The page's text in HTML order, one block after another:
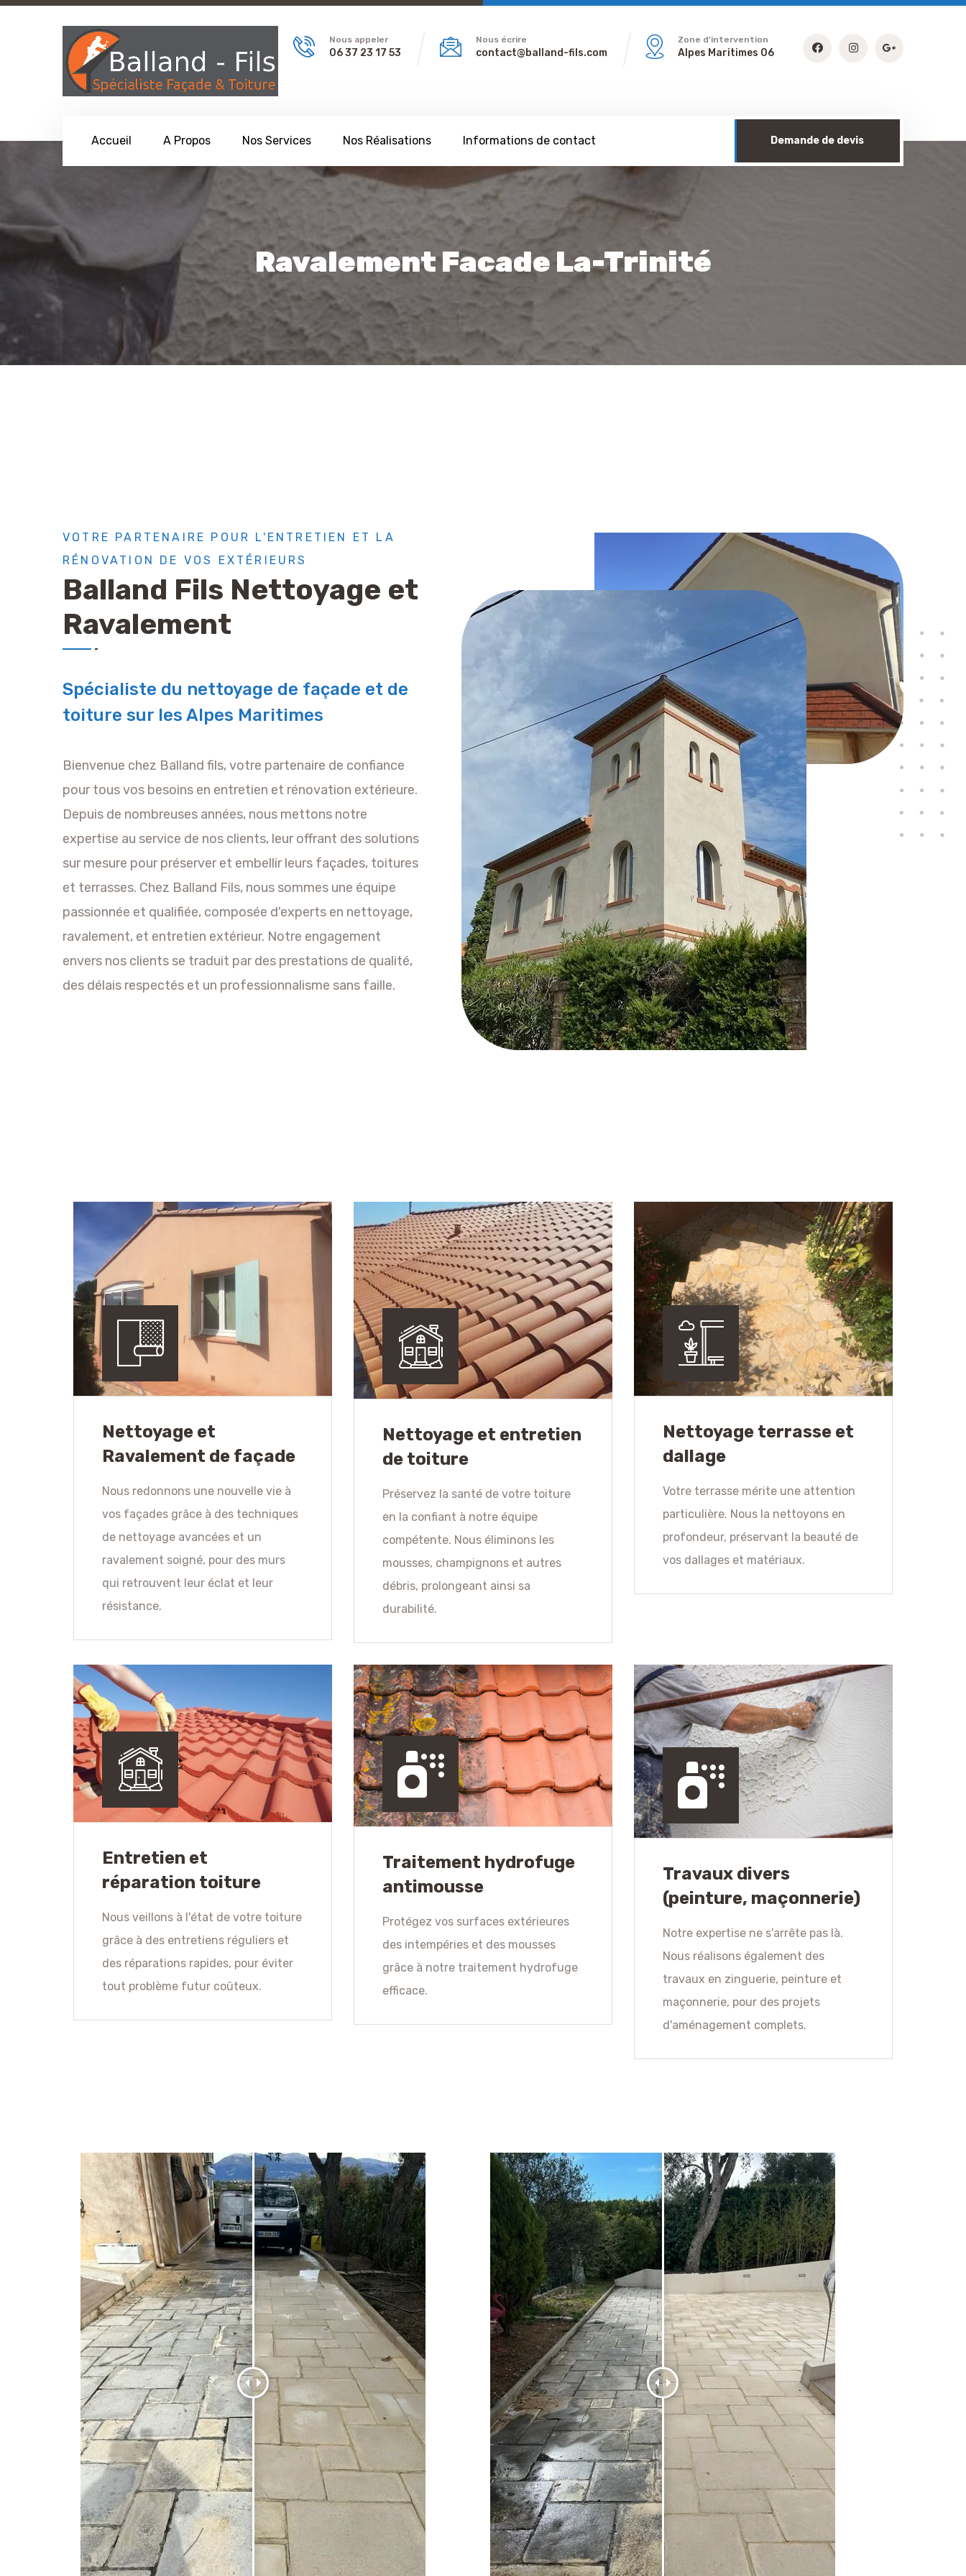
Nous appeler
06 37 23 17 53
Nous écrire
contact@balland-fils.com
Zone d'intervention
Alpes Maritimes 06
Accueil A Propos Nos Services Nos Réalisations Informations de contact Demande de devis
Ravalement Facade La-Trinité
VOTRE PARTENAIRE POUR L'ENTRETIEN ET LA
RÉNOVATION DE VOS EXTÉRIEURS
Balland Fils Nettoyage et
Ravalement
Spécialiste du nettoyage de façade et de
toiture sur les Alpes Maritimes
Bienvenue chez Balland fils, votre partenaire de confiance
pour tous vos besoins en entretien et rénovation extérieure.
Depuis de nombreuses années, nous mettons notre
expertise au service de nos clients, leur offrant des solutions
sur mesure pour préserver et embellir leurs façades, toitures
et terrasses. Chez Balland Fils, nous sommes une équipe
passionnée et qualifiée, composée d'experts en nettoyage,
ravalement, et entretien extérieur. Notre engagement
envers nos clients se traduit par des prestations de qualité,
des délais respectés et un professionnalisme sans faille.
Nettoyage et
Ravalement de façade
Nous redonnons une nouvelle vie à
vos façades grâce à des techniques
de nettoyage avancées et un
ravalement soigné, pour des murs
qui retrouvent leur éclat et leur
résistance.
Nettoyage et entretien
de toiture
Préservez la santé de votre toiture
en la confiant à notre équipe
compétente. Nous éliminons les
mousses, champignons et autres
débris, prolongeant ainsi sa
durabilité.
Nettoyage terrasse et
dallage
Votre terrasse mérite une attention
particulière. Nous la nettoyons en
profondeur, préservant la beauté de
vos dallages et matériaux.
Entretien et
réparation toiture
Nous veillons à l'état de votre toiture
grâce à des entretiens réguliers et
des réparations rapides, pour éviter
tout problème futur coûteux.
Traitement hydrofuge
antimousse
Protégez vos surfaces extérieures
des intempéries et des mousses
grâce à notre traitement hydrofuge
efficace.
Travaux divers
(peinture, maçonnerie)
Notre expertise ne s'arrête pas là.
Nous réalisons également des
travaux en zinguerie, peinture et
maçonnerie, pour des projets
d'aménagement complets.